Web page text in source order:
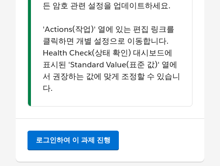
든 암호 관련 설정을 업데이트하세요.
'Actions(작업)' 열에 있는 편집 링크를
클릭하면 개별 설정으로 이동합니다.
Health Check(상태 확인) 대시보드에
표시된 'Standard Value(표준 값)' 열에
서 권장하는 값에 맞게 조정할 수 있습니
다.
로그인하여 이 과제 진행